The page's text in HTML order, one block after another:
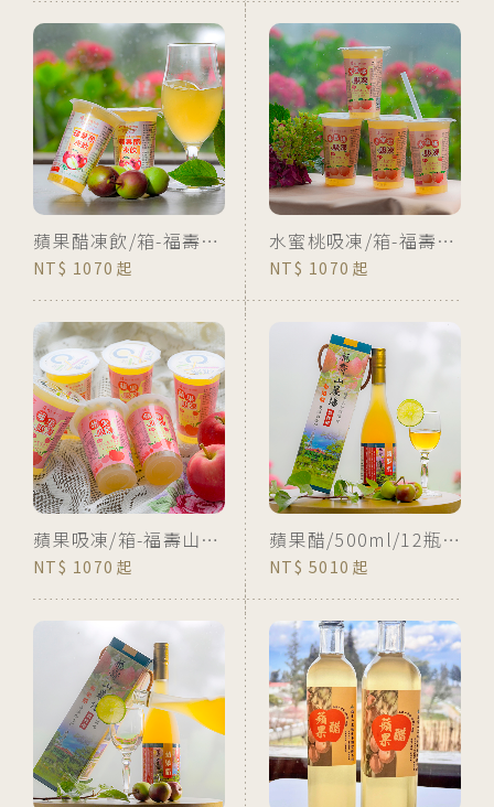
蘋果醋凍飲/箱-福壽山農場獨家特賣
1070
水蜜桃吸凍/箱-福壽山農場獨家特賣
1070
蘋果吸凍/箱-福壽山農場獨家特賣
1070
蘋果醋/500ml/12瓶/箱裝
5010